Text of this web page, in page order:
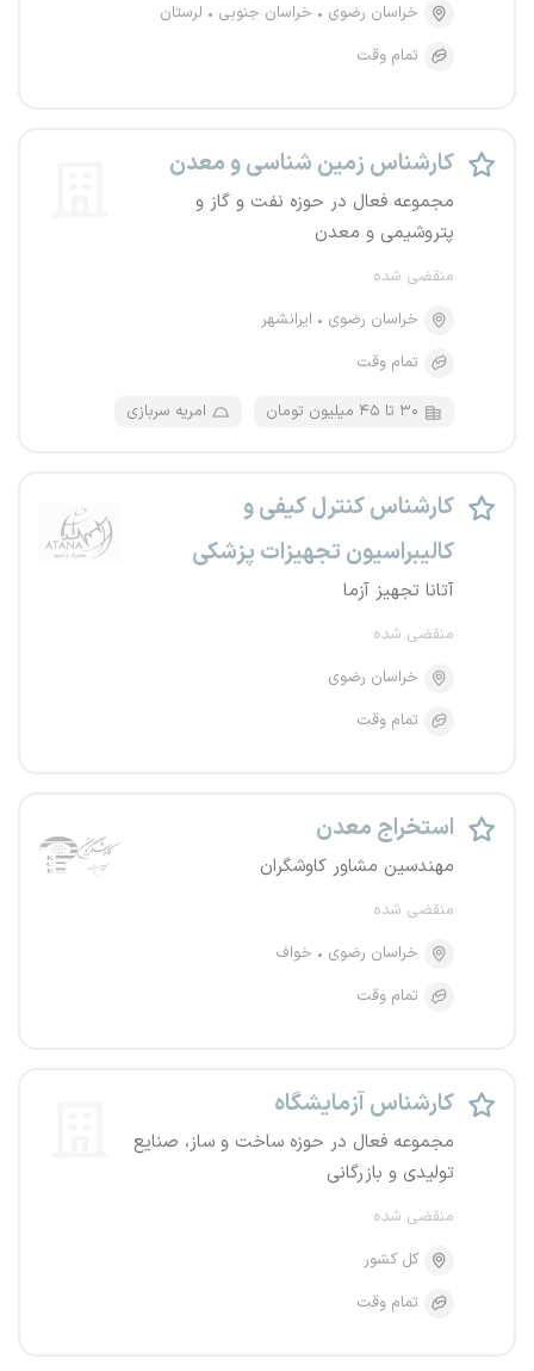
خراسان رضوی
خراسان جنوبی
لرستان
تمام وقت
کارشناس زمین شناسی و معدن
مجموعه فعال در حوزه نفت و گاز و
پتروشیمی و معدن
منقضی شده
خراسان رضوی
ایرانشهر
تمام وقت
۳۰ تا ۴۵ میلیون تومان امریه سربازی
کارشناس کنترل کیفی و
کالیبراسیون تجهیزات پزشکی
آتانا تجهیز آزما
منقضی شده
خراسان رضوی
تمام وقت
استخراج معدن
مهندسین مشاور کاوشگران
منقضی شده
خراسان رضوی
خواف
تمام وقت
کارشناس آزمایشگاه
مجموعه فعال در حوزه ساخت و ساز، صنایع
تولیدی و بازرگانی
منقضی شده
کل کشور
تمام وقت